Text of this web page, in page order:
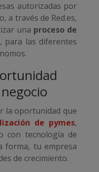
autorizadas por
a través de Red.es,
una proceso de
, para las diferentes
la oportunidad que
de pymes,
con tecnología de
forma, tu empresa
de crecimiento.